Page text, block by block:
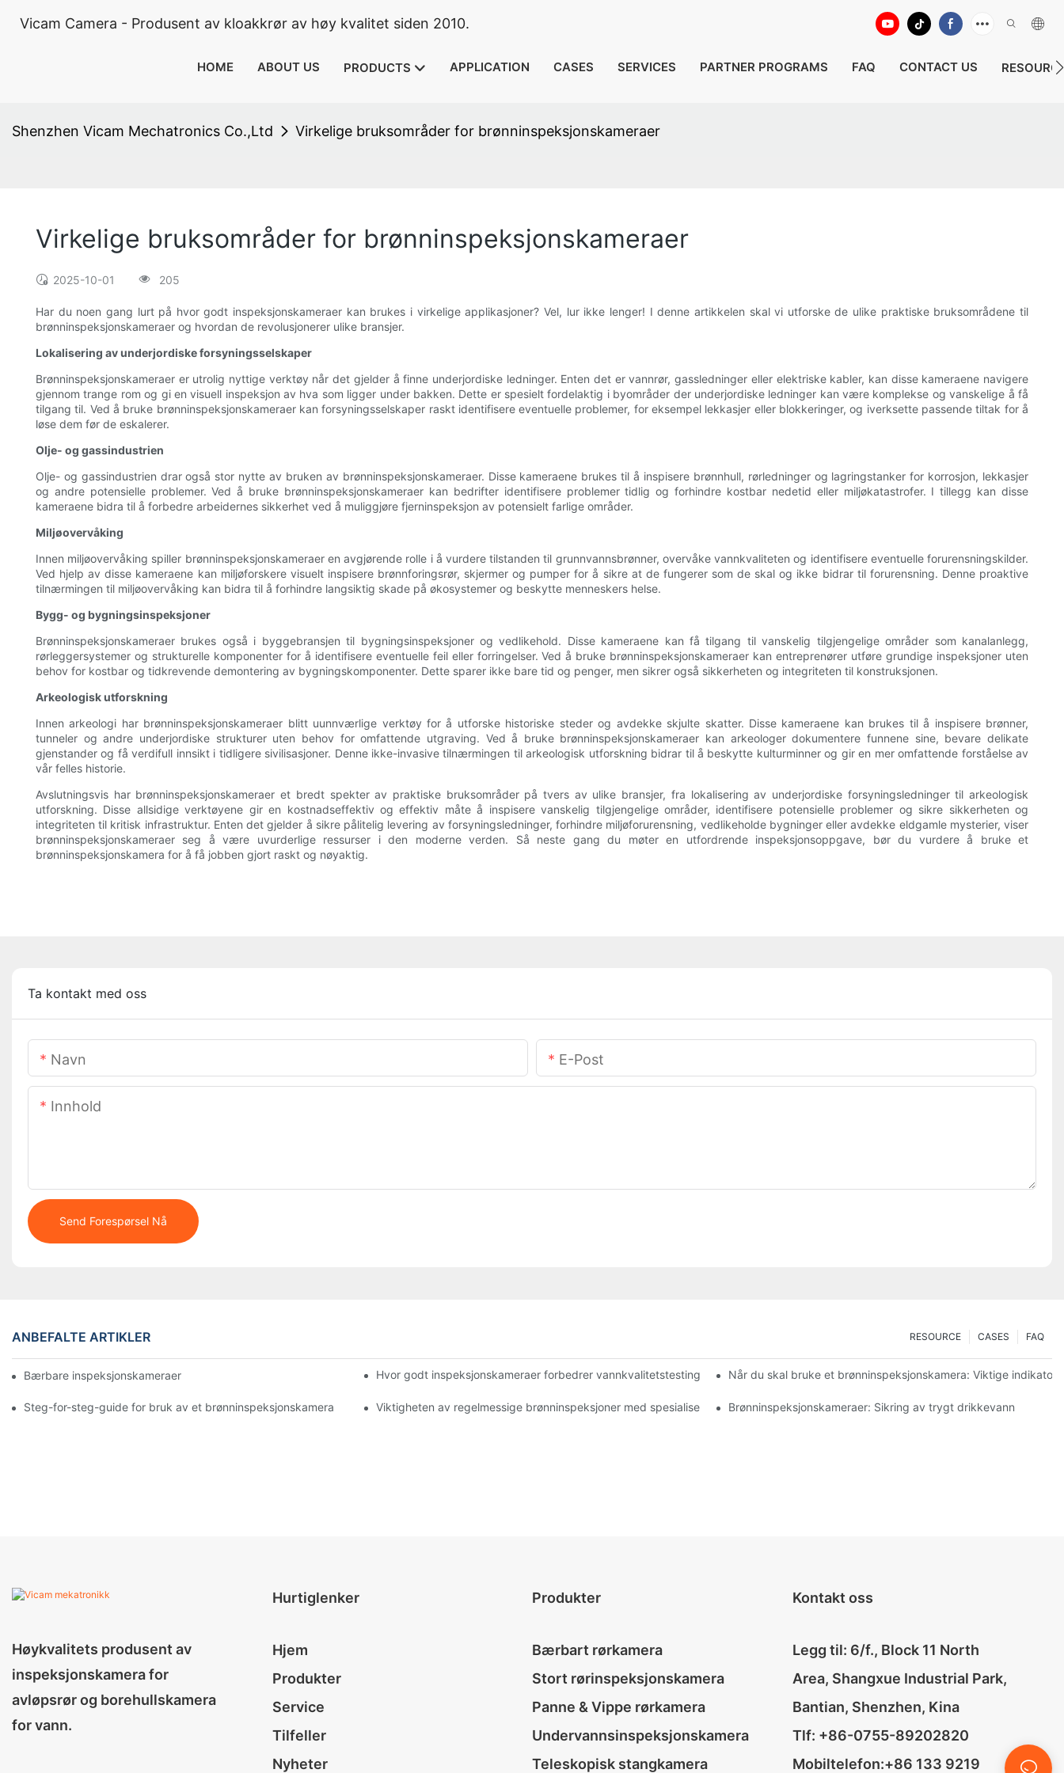
Vicam Camera - Produsent av kloakkrør av høy kvalitet siden 2010.
HOME ABOUT US PRODUCTS APPLICATION CASES SERVICES PARTNER PROGRAMS FAQ CONTACT US
Shenzhen Vicam Mechatronics Co.,Ltd Virkelige bruksområder for brønninspeksjonskameraer
Virkelige bruksområder for brønninspeksjonskameraer
2025-10-01 205
Har du noen gang lurt på hvor godt inspeksjonskameraer kan brukes i virkelige applikasjoner? Vel, lur ikke lenger! I denne artikkelen skal vi utforske de ulike praktiske bruksområdene til
brønninspeksjonskameraer og hvordan de revolusjonerer ulike bransjer.
Lokalisering av underjordiske forsyningsselskaper
Brønninspeksjonskameraer er utrolig nyttige verktøy når det gjelder å finne underjordiske ledninger. Enten det er vannrør, gassledninger eller elektriske kabler, kan disse kameraene navigere
gjennom trange rom og gi en visuell inspeksjon av hva som ligger under bakken. Dette er spesielt fordelaktig i byområder der underjordiske ledninger kan være komplekse og vanskelige å få
tilgang til. Ved å bruke brønninspeksjonskameraer kan forsyningsselskaper raskt identifisere eventuelle problemer, for eksempel lekkasjer eller blokkeringer, og iverksette passende tiltak for å
løse dem før de eskalerer.
Olje- og gassindustrien
Olje- og gassindustrien drar også stor nytte av bruken av brønninspeksjonskameraer. Disse kameraene brukes til å inspisere brønnhull, rørledninger og lagringstanker for korrosjon, lekkasjer
og andre potensielle problemer. Ved å bruke brønninspeksjonskameraer kan bedrifter identifisere problemer tidlig og forhindre kostbar nedetid eller miljøkatastrofer. I tillegg kan disse
kameraene bidra til å forbedre arbeidernes sikkerhet ved å muliggjøre fjerninspeksjon av potensielt farlige områder.
Miljøovervåking
Innen miljøovervåking spiller brønninspeksjonskameraer en avgjørende rolle i å vurdere tilstanden til grunnvannsbrønner, overvåke vannkvaliteten og identifisere eventuelle forurensningskilder.
Ved hjelp av disse kameraene kan miljøforskere visuelt inspisere brønnforingsrør, skjermer og pumper for å sikre at de fungerer som de skal og ikke bidrar til forurensning. Denne proaktive
tilnærmingen til miljøovervåking kan bidra til å forhindre langsiktig skade på økosystemer og beskytte menneskers helse.
Bygg- og bygningsinspeksjoner
Brønninspeksjonskameraer brukes også i byggebransjen til bygningsinspeksjoner og vedlikehold. Disse kameraene kan få tilgang til vanskelig tilgjengelige områder som kanalanlegg,
rørleggersystemer og strukturelle komponenter for å identifisere eventuelle feil eller forringelser. Ved å bruke brønninspeksjonskameraer kan entreprenører utføre grundige inspeksjoner uten
behov for kostbar og tidkrevende demontering av bygningskomponenter. Dette sparer ikke bare tid og penger, men sikrer også sikkerheten og integriteten til konstruksjonen.
Arkeologisk utforskning
Innen arkeologi har brønninspeksjonskameraer blitt uunnværlige verktøy for å utforske historiske steder og avdekke skjulte skatter. Disse kameraene kan brukes til å inspisere brønner,
tunneler og andre underjordiske strukturer uten behov for omfattende utgraving. Ved å bruke brønninspeksjonskameraer kan arkeologer dokumentere funnene sine, bevare delikate
gjenstander og få verdifull innsikt i tidligere sivilisasjoner. Denne ikke-invasive tilnærmingen til arkeologisk utforskning bidrar til å beskytte kulturminner og gir en mer omfattende forståelse av
vår felles historie.
Avslutningsvis har brønninspeksjonskameraer et bredt spekter av praktiske bruksområder på tvers av ulike bransjer, fra lokalisering av underjordiske forsyningsledninger til arkeologisk
utforskning. Disse allsidige verktøyene gir en kostnadseffektiv og effektiv måte å inspisere vanskelig tilgjengelige områder, identifisere potensielle problemer og sikre sikkerheten og
integriteten til kritisk infrastruktur. Enten det gjelder å sikre pålitelig levering av forsyningsledninger, forhindre miljøforurensning, vedlikeholde bygninger eller avdekke eldgamle mysterier, viser
brønninspeksjonskameraer seg å være uvurderlige ressurser i den moderne verden. Så neste gang du møter en utfordrende inspeksjonsoppgave, bør du vurdere å bruke et
brønninspeksjonskamera for å få jobben gjort raskt og nøyaktig.
Ta kontakt med oss
Navn E-Post
Innhold
Send Forespørsel Nå
ANBEFALTE ARTIKLER FAQ
CASES
RESOURCE
Bærbare inspeksjonskameraer: Viktige verktøy for profesjonelle Hvor godt inspeksjonskameraer forbedrer vannkvalitetstesting Når du skal bruke et brønninspeksjonskamera: Viktige
Steg-for-steg-guide for bruk av et brønninspeksjonskamera Viktigheten av regelmessige brønninspeksjoner med spesialiserte kameraerBrønninspeksjonskameraer: Sikring av trygt drikkevann
Høykvalitets produsent av
inspeksjonskamera for
avløpsrør og borehullskamera
for vann.
Hurtiglenker
Hjem
Produkter
Service
Tilfeller
Nyheter
Produkter
Bærbart rørkamera
Stort rørinspeksjonskamera
Panne & Vippe rørkamera
Undervannsinspeksjonskamera
Teleskopisk stangkamera
Kontakt oss
Legg til: 6/f., Block 11 North
Area, Shangxue Industrial Park,
Bantian, Shenzhen, Kina
Tlf: +86-0755-89202820
Mobiltelefon:+86 133 9219